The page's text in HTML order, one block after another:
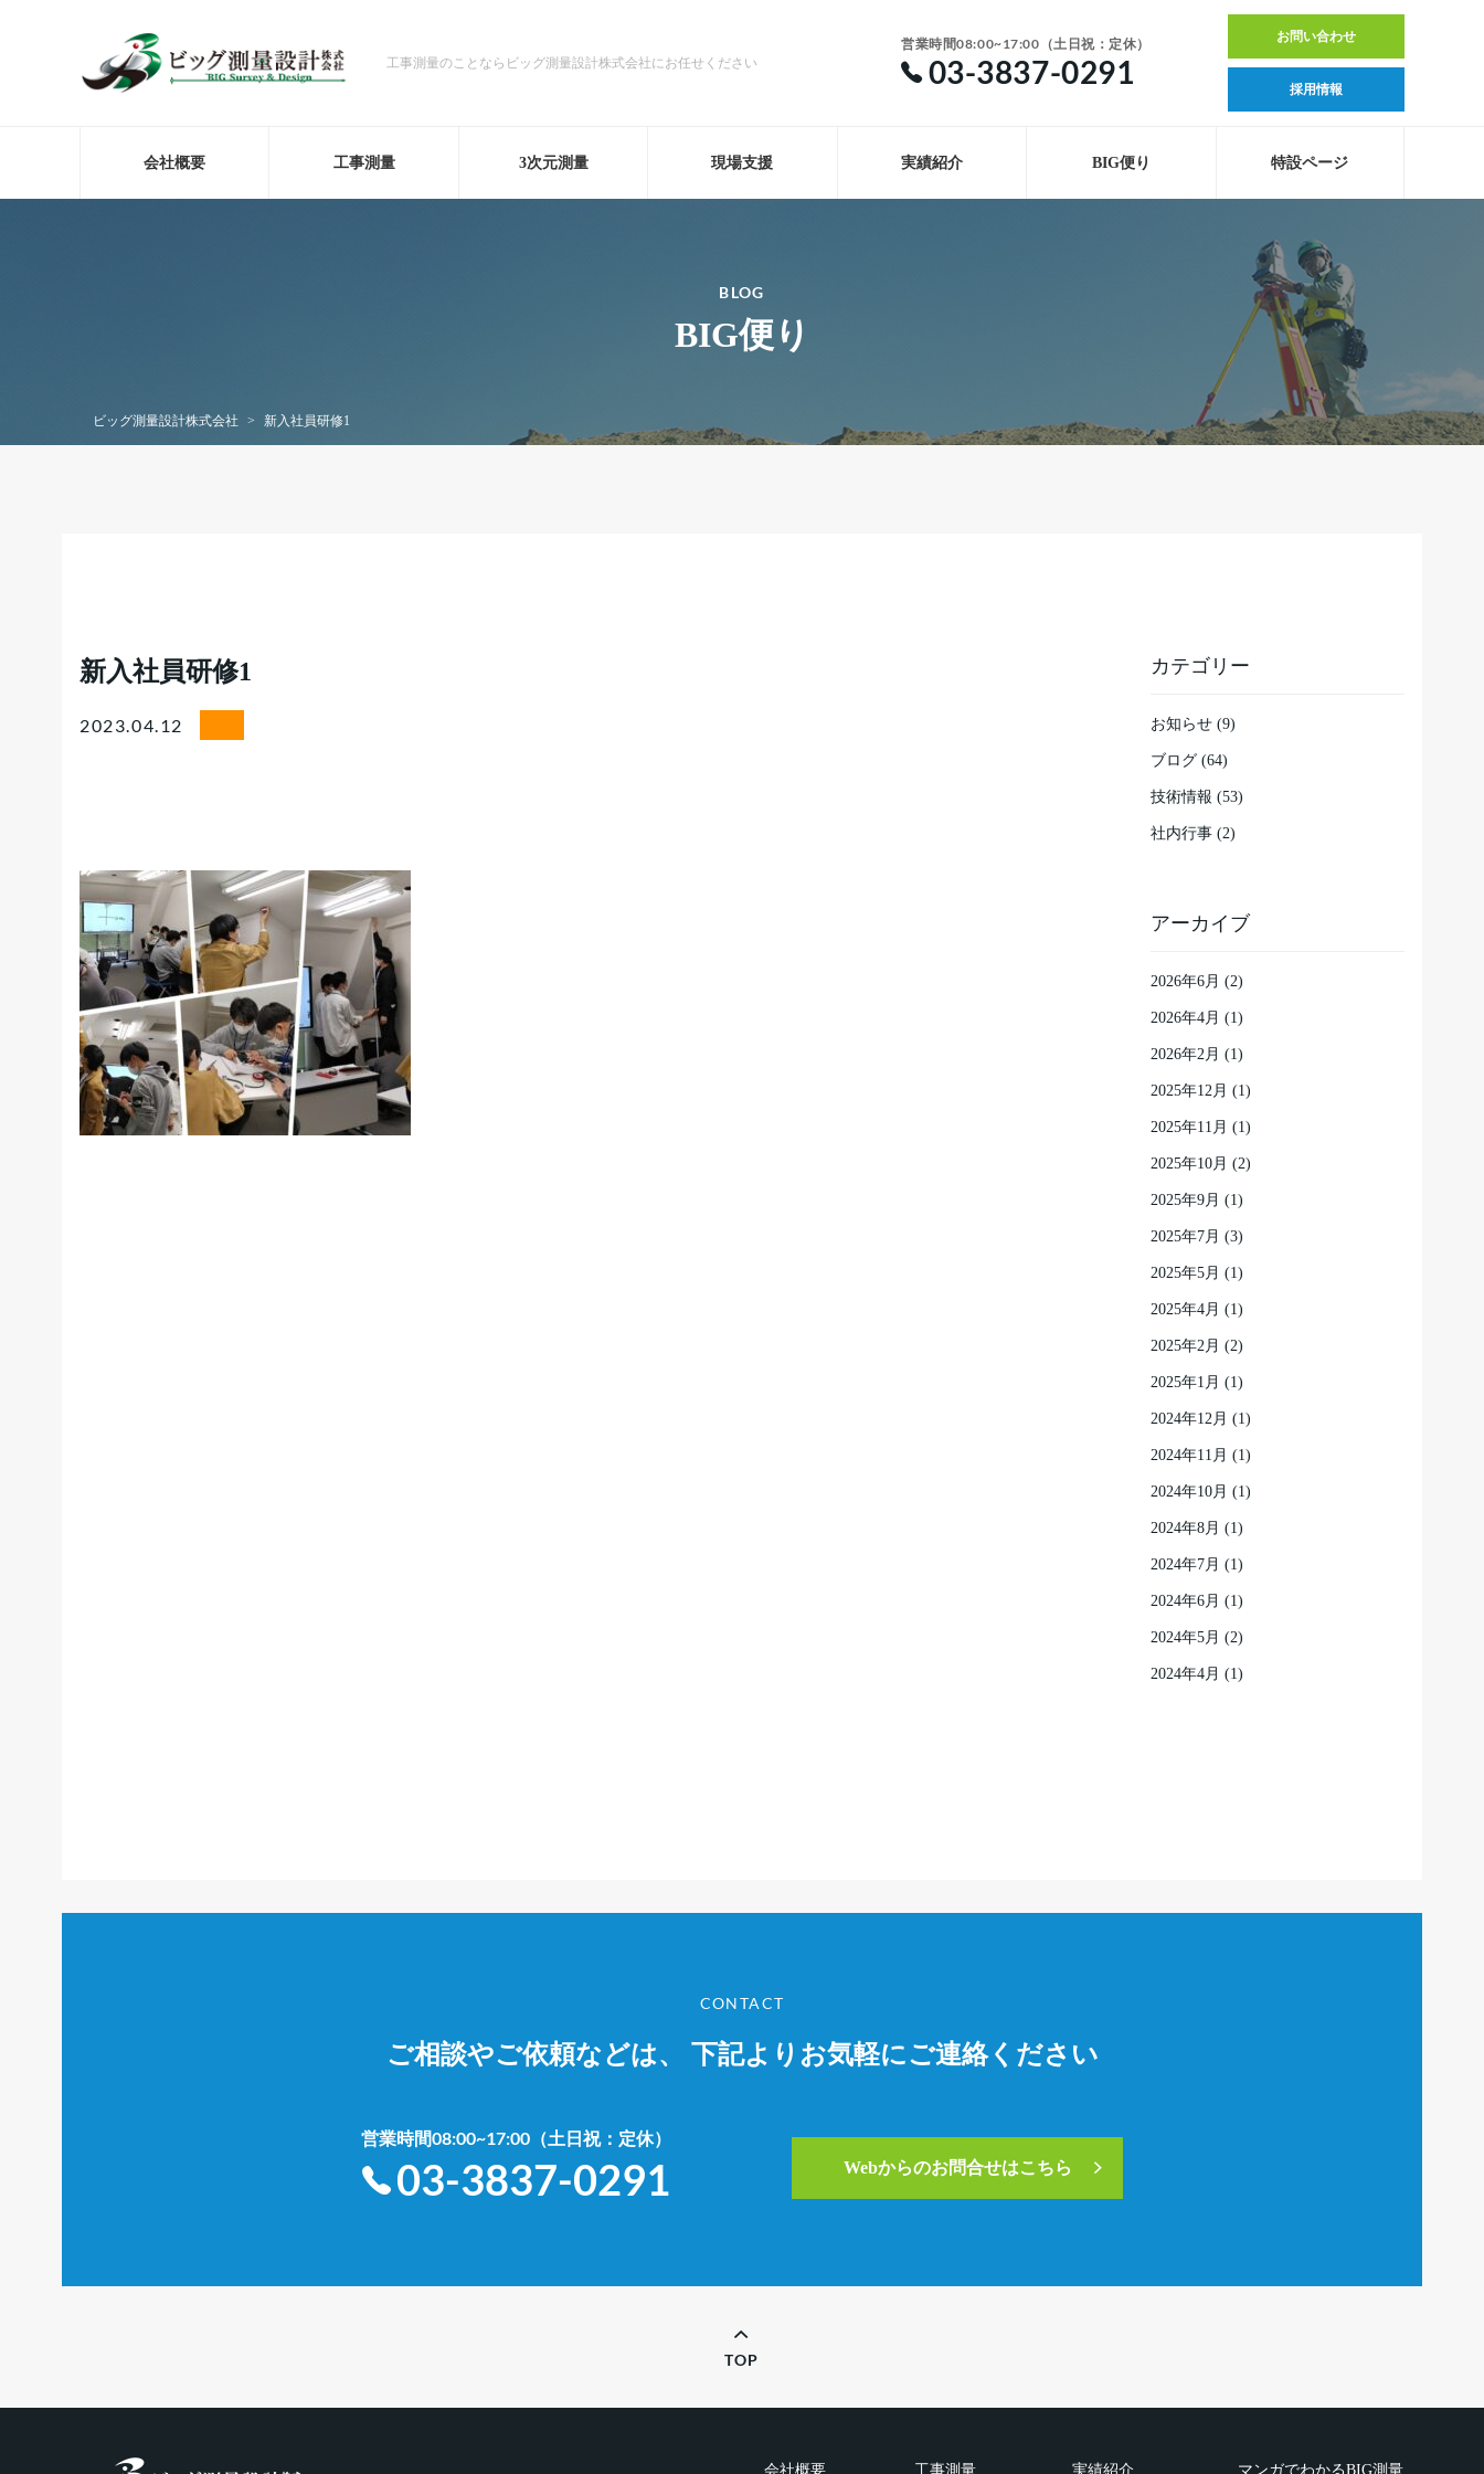
工事測量のことならビッグ測量設計株式会社にお任せください
営業時間08:00~17:00（土日祝：定休）
03-3837-0291
お問い合わせ
採用情報
会社概要 工事測量 3次元測量 現場支援 実績紹介 BIG便り 特設ページ
BLOG
BIG便り
ビッグ測量設計株式会社 > 新入社員研修1
新入社員研修1
2023.04.12
カテゴリー
お知らせ (9)
ブログ (64)
技術情報 (53)
社内行事 (2)
アーカイブ
2026年6月 (2)
2026年4月 (1)
2026年2月 (1)
2025年12月 (1)
2025年11月 (1)
2025年10月 (2)
2025年9月 (1)
2025年7月 (3)
2025年5月 (1)
2025年4月 (1)
2025年2月 (2)
2025年1月 (1)
2024年12月 (1)
2024年11月 (1)
2024年10月 (1)
2024年8月 (1)
2024年7月 (1)
2024年6月 (1)
2024年5月 (2)
2024年4月 (1)
CONTACT
ご相談やご依頼などは、 下記よりお気軽にご連絡ください
営業時間08:00~17:00（土日祝：定休）
03-3837-0291 Webからのお問合せはこちら
TOP
会社概要 工事測量 実績紹介 マンガでわかるBIG測量